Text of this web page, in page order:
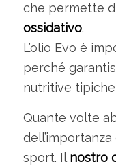
che permette
ossidativo.
L’olio Evo è
perché
nutritive
Quante volte
sport. Ilnostro